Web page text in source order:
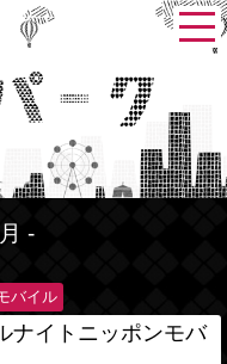
-
バイル
ナイトニッポンモバ